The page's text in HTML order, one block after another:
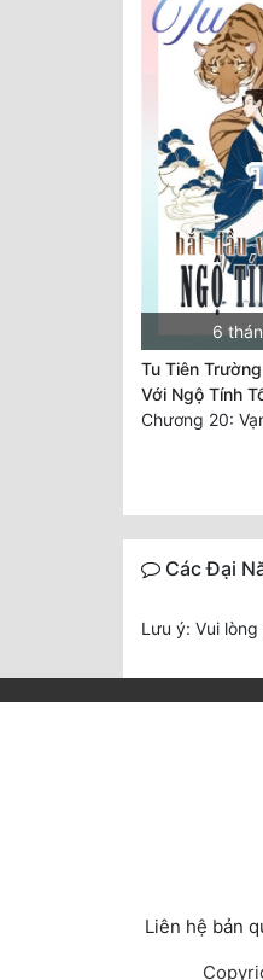
6
Tu Tiên
Với Ngộ Tính
Chương 20:
Các Đại
Lưu ý: Vui
Liên hệ bản